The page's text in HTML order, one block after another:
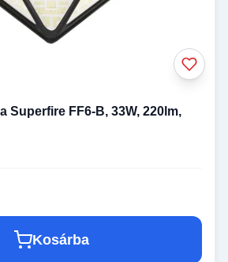
Superfire FF6-B, 33W, 220lm,
Kosárba